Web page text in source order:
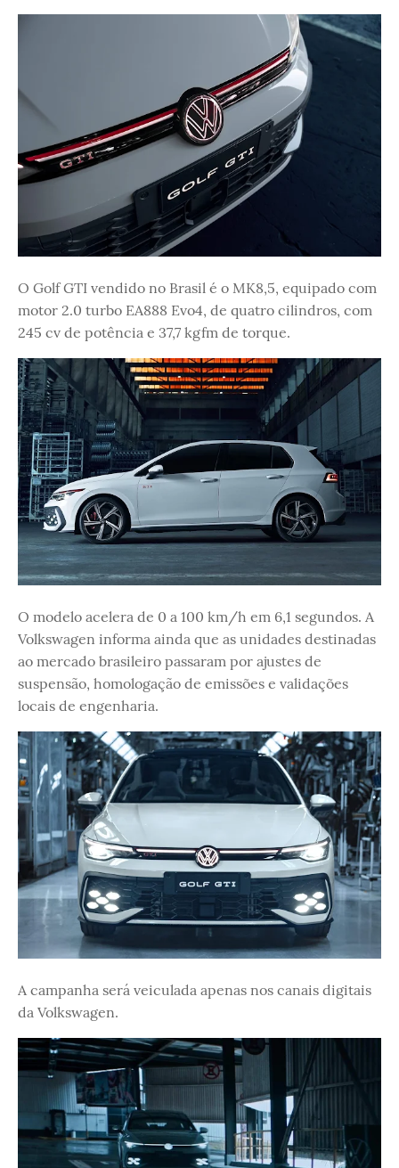
O Golf GTI vendido no Brasil é o MK8,5, equipado com
motor 2.0 turbo EA888 Evo4, de quatro cilindros, com
245 cv de potência e 37,7 kgfm de torque.
O modelo acelera de 0 a 100 km/h em 6,1 segundos. A
Volkswagen informa ainda que as unidades destinadas
ao mercado brasileiro passaram por ajustes de
suspensão, homologação de emissões e validações
locais de engenharia.
A campanha será veiculada apenas nos canais digitais
da Volkswagen.